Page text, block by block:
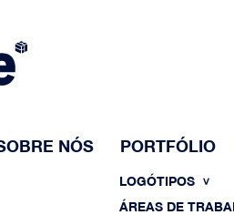
NÓS PORTFÓLIO
LOGÓTIPOS
ÁREAS DE